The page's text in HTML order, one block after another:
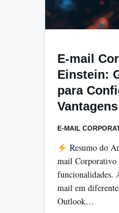
E-mail
Einstein:
para
Vantagens
E-MAIL
Resumo do
mail Corporativo
funcionalidades.
mail em
Outlook…